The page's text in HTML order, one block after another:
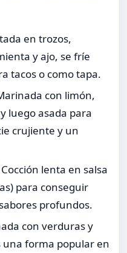
en trozos,
y ajo, se fríe
tacos o como tapa.
con limón,
luego asada para
crujiente y un
Cocción lenta en salsa
para conseguir
profundos.
con verduras y
una forma popular en